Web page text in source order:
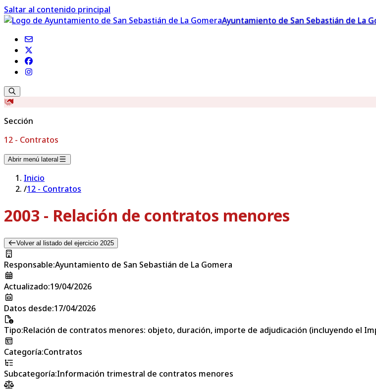
Saltar al contenido principal
Ayuntamiento de San Sebastián de La
Sección
12 - Contratos
Abrir menú lateral
Inicio
/12 - Contratos
2003 - Relación de contratos menores
Volver al listado del ejercicio 2025
Responsable:Ayuntamiento de San Sebastián de La Gomera
Actualizado:19/04/2026
Datos desde:17/04/2026
Tipo:Relación de contratos menores: objeto, duración, importe de adjudicación (incluyendo el
Categoría:Contratos
Subcategoría:Información trimestral de contratos menores